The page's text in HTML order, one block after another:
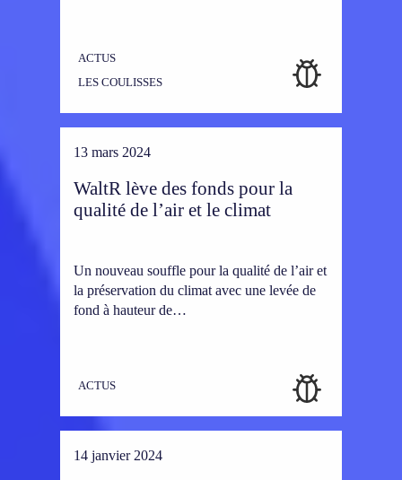
ACTUS
LES COULISSES
13 mars 2024
WaltR lève des fonds pour la
qualité de l’air et le climat
Un nouveau souffle pour la qualité de l’air et
la préservation du climat avec une levée de
fond à hauteur de…
ACTUS
14 janvier 2024